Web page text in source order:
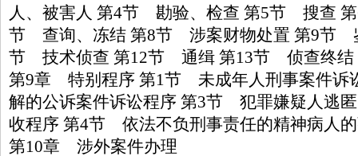
人、被害人 第4节 勘验、检查 第5节 搜查
节 查询、冻结 第8节 涉案财物处置 第9节
节 技术侦查 第12节 通缉 第13节 侦查终
第9章 特别程序 第1节 未成年人刑事案件诉
解的公诉案件诉讼程序 第3节 犯罪嫌疑人逃
收程序 第4节 依法不负刑事责任的精神病人
第10章 涉外案件办理